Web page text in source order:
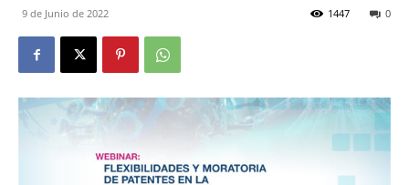
9 de Junio de 2022 0
1447